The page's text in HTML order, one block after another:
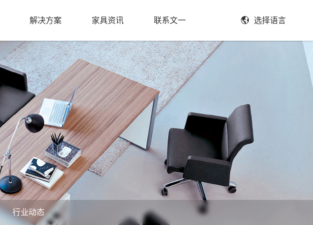
解决方案 家具资讯 联系文一 选择语言
行业动态